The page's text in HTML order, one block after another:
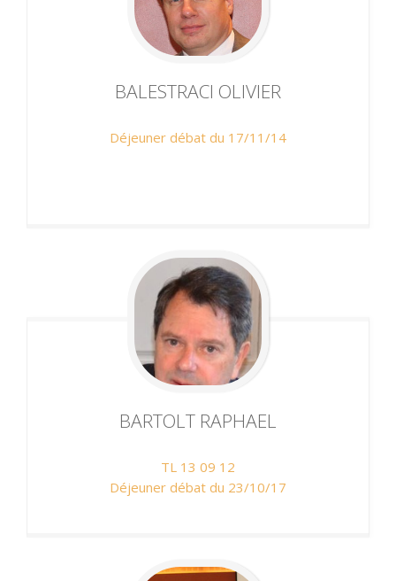
BALESTRACI OLIVIER
Déjeuner débat du 17/11/14
BARTOLT RAPHAEL
TL 13 09 12
Déjeuner débat du 23/10/17